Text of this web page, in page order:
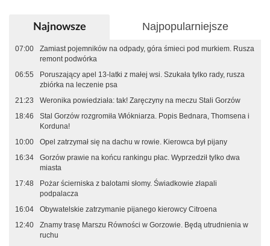
Najnowsze Najpopularniejsze
07:00
Zamiast pojemników na odpady, góra śmieci pod murkiem. Rusza
remont podwórka
06:55
Poruszający apel 13-latki z małej wsi. Szukała tylko rady, rusza
zbiórka na leczenie psa
21:23
Weronika powiedziała: tak! Zaręczyny na meczu Stali Gorzów
18:46
Stal Gorzów rozgromiła Włókniarza. Popis Bednara, Thomsena i
Korduna!
10:00
Opel zatrzymał się na dachu w rowie. Kierowca był pijany
16:34
Gorzów prawie na końcu rankingu płac. Wyprzedził tylko dwa
miasta
17:48
Pożar ścierniska z balotami słomy. Świadkowie złapali
podpalacza
16:04
Obywatelskie zatrzymanie pijanego kierowcy Citroena
12:40
Znamy trasę Marszu Równości w Gorzowie. Będą utrudnienia w
ruchu